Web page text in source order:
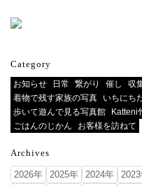
Category
お知らせ 日常 繋がり 催し 収
着物で残す家族の写真
いちにち
歩いて遊んで見る写真館
Katteni
ごはんのじかん
お客様を訪ねて
Archives
2026年 2025年 2024年